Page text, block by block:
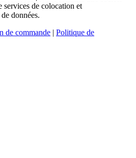
services de colocation et
données.
de commande | Politique de